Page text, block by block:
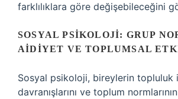
farklılıklara göre değişebileceğini
SOSYAL PSIKOLOJI: GRUP
AIDIYET VE TOPLUMSAL
Sosyal psikoloji, bireylerin topluluk
davranışlarını ve toplum